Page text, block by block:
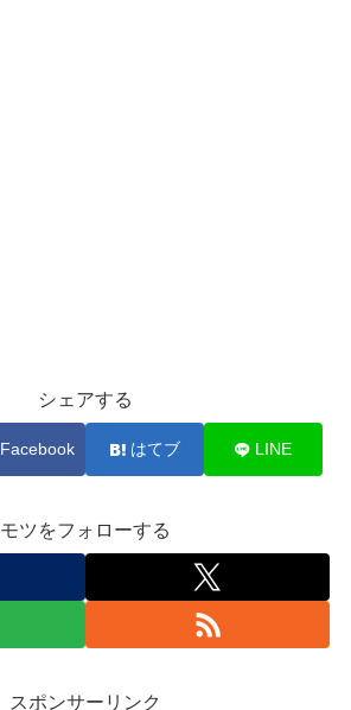
シェアする
Facebook はてブ LINE
モツをフォローする
スポンサーリンク